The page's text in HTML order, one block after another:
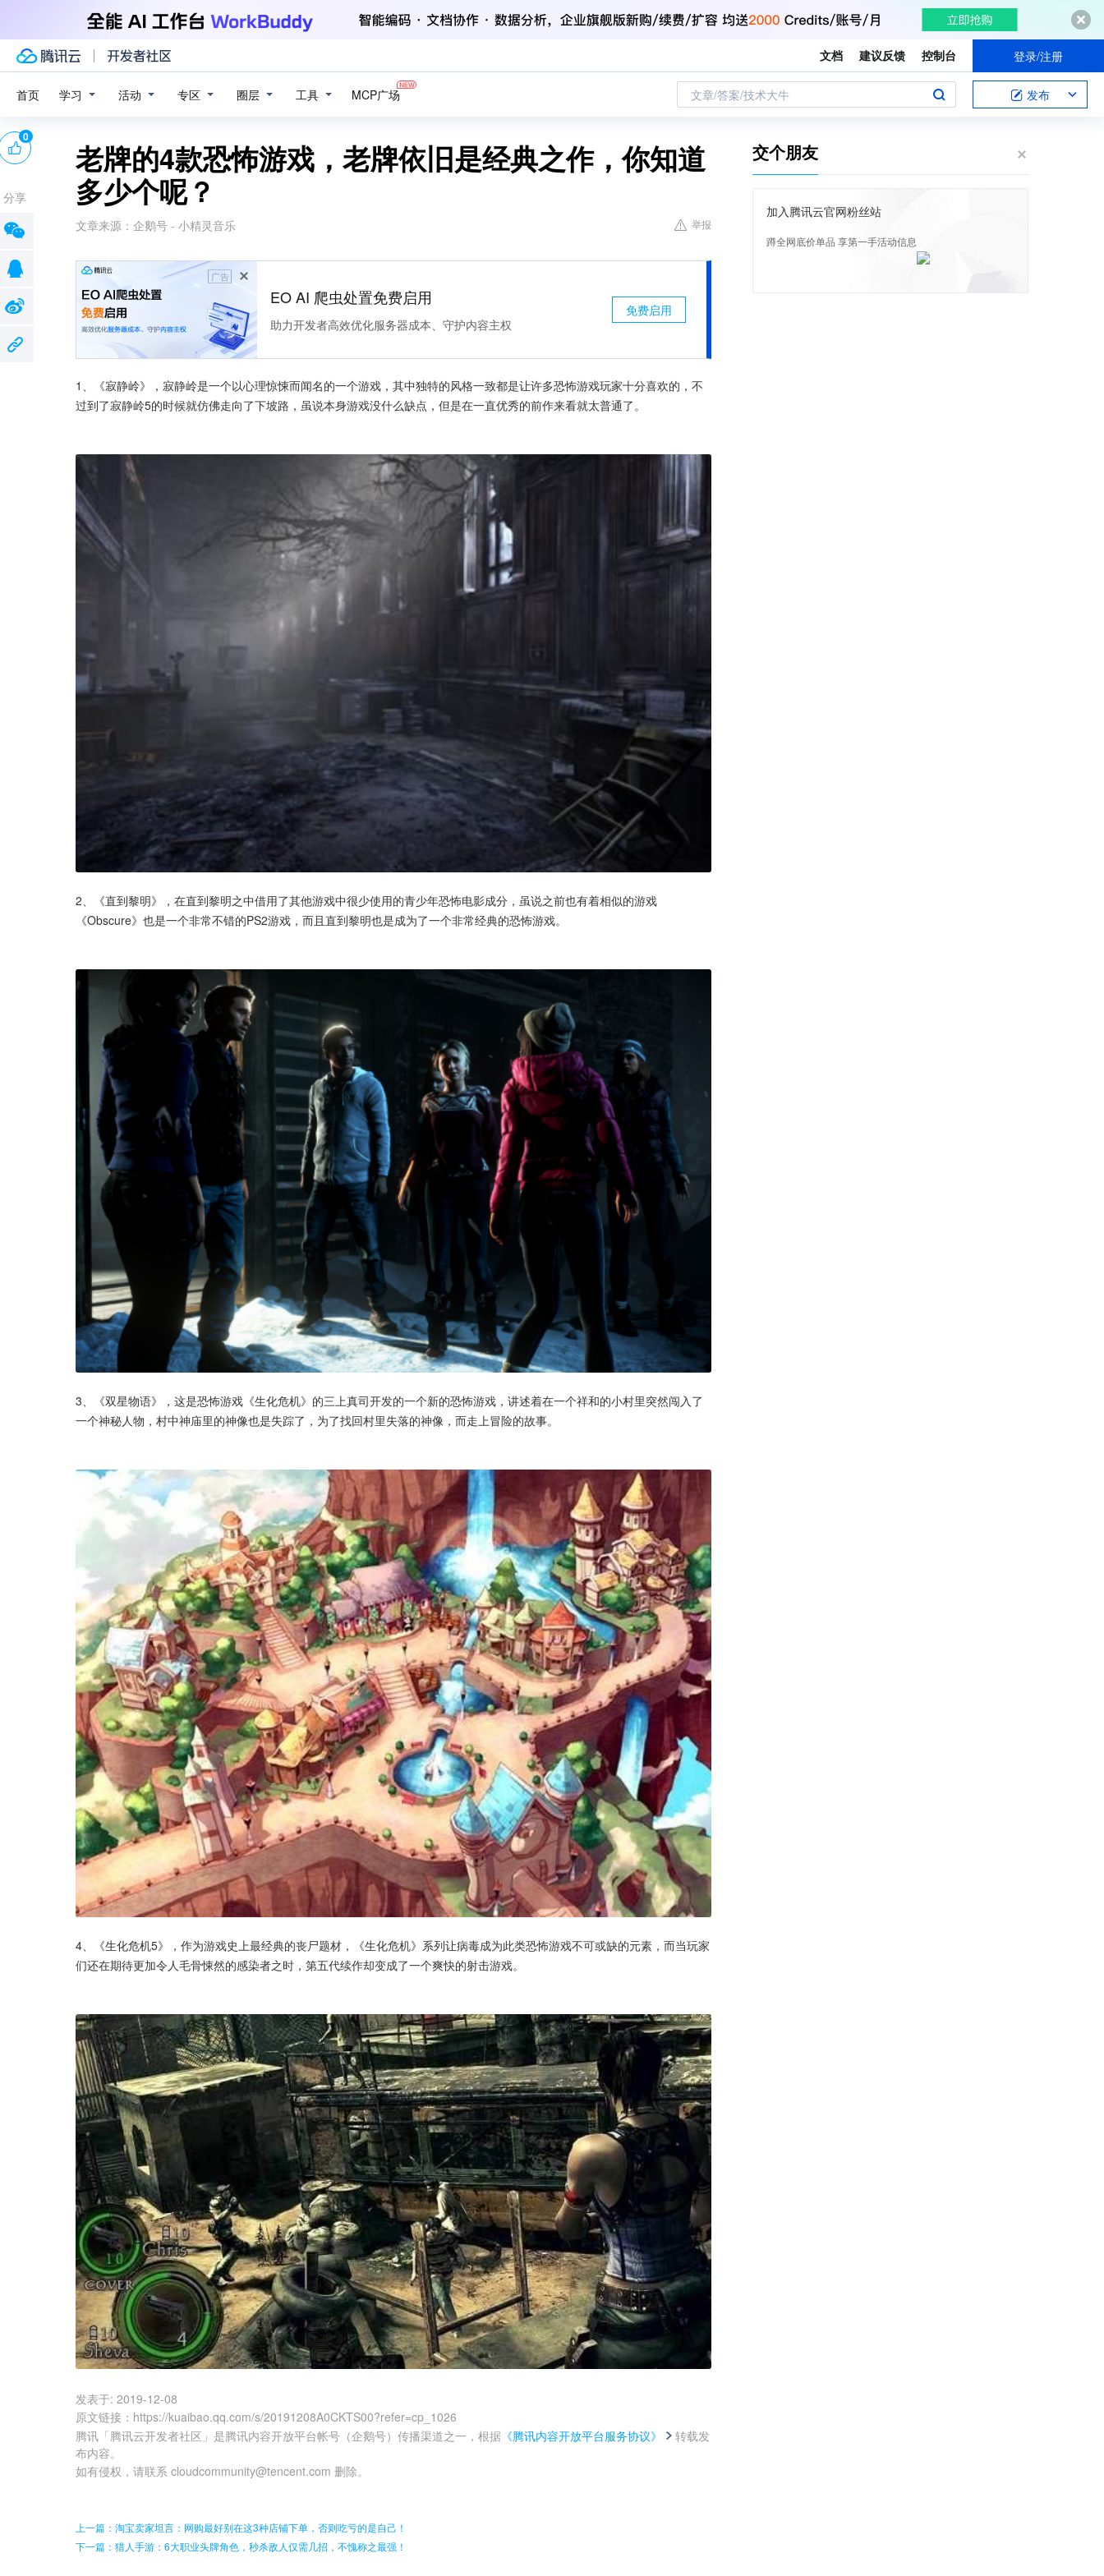
文档 建议反馈 控制台 登录/注册
首页 学习 活动 专区 圈层 工具 MCP广场 文章/答案/技术大牛 发布
老牌的4款恐怖游戏，老牌依旧是经典之作，你知道
多少个呢？
文章来源： 企鹅号 - 小精灵音乐 举报
广告
EO AI 爬虫处置免费启用
助力开发者高效优化服务器成本、守护内容主权
免费启用
1、《寂静岭》，寂静岭是一个以心理惊悚而闻名的一个游戏，其中独特的风格一致都是让许多恐怖游戏玩家十分喜欢的，不
过到了寂静岭5的时候就仿佛走向了下坡路，虽说本身游戏没什么缺点，但是在一直优秀的前作来看就太普通了。
2、《直到黎明》，在直到黎明之中借用了其他游戏中很少使用的青少年恐怖电影成分，虽说之前也有着相似的游戏
《Obscure》也是一个非常不错的PS2游戏，而且直到黎明也是成为了一个非常经典的恐怖游戏。
3、《双星物语》，这是恐怖游戏《生化危机》的三上真司开发的一个新的恐怖游戏，讲述着在一个祥和的小村里突然闯入了
一个神秘人物，村中神庙里的神像也是失踪了，为了找回村里失落的神像，而走上冒险的故事。
4、《生化危机5》，作为游戏史上最经典的丧尸题材，《生化危机》系列让病毒成为此类恐怖游戏不可或缺的元素，而当玩家
们还在期待更加令人毛骨悚然的感染者之时，第五代续作却变成了一个爽快的射击游戏。
发表于: 2019-12-08
原文链接 ： https://kuaibao.qq.com/s/20191208A0CKTS00?refer=cp_1026
腾讯「腾讯云开发者社区」是腾讯内容开放平台帐号（企鹅号）传播渠道之一，根据 《腾讯内容开放平台服务协议》
转载发
布内容。
如有侵权，请联系 cloudcommunity@tencent.com 删除。
0
分享
上一篇：淘宝卖家坦言：网购最好别在这3种店铺下单，否则吃亏的是自己！
下一篇：猎人手游：6大职业头牌角色，秒杀敌人仅需几招，不愧称之最强！
交个朋友
加入腾讯云官网粉丝站
蹲全网底价单品 享第一手活动信息